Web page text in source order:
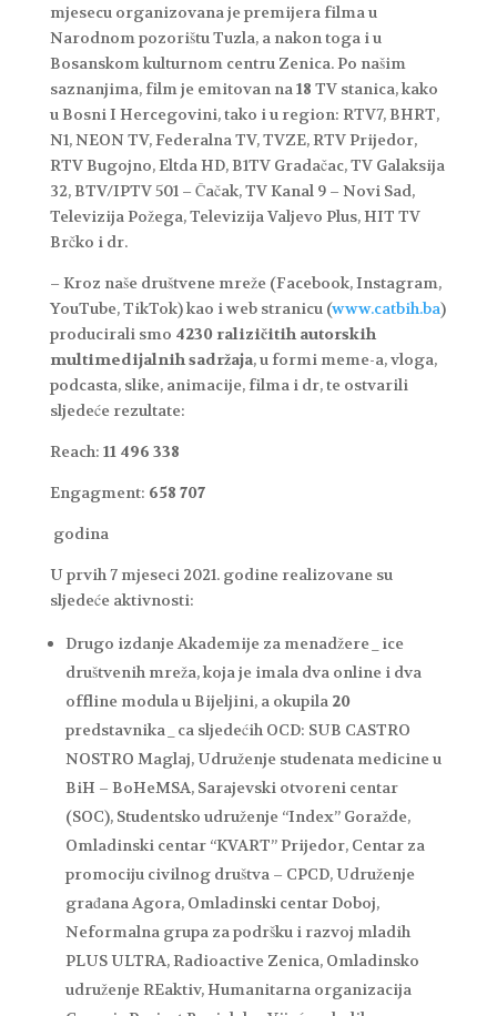
mjesecu organizovana je premijera filma u
Narodnom pozorištu Tuzla, a nakon toga i u
Bosanskom kulturnom centru Zenica. Po našim
saznanjima, film je emitovan na18 TV stanica, kako
u Bosni I Hercegovini, tako i u region: RTV7, BHRT,
N1, NEON TV, Federalna TV, TVZE, RTV Prijedor,
RTV Bugojno, Eltda HD, B1TV Gradačac, TV Galaksija
32, BTV/IPTV 501 – Čačak, TV Kanal 9 – Novi Sad,
Televizija Požega, Televizija Valjevo Plus, HIT TV
Brčko i dr.
– Kroz naše društvene mreže (Facebook, Instagram,
YouTube, TikTok) kao i web stranicu (www.catbih.ba)
producirali smo 4230 ralizičitih autorskih
multimedijalnih sadržaja, u formi meme-a, vloga,
podcasta, slike, animacije, filma i dr, te ostvarili
sljedeće rezultate:
Reach: 11 496 338
Engagment: 658 707
godina
U prvih 7 mjeseci 2021. godine realizovane su
sljedeće aktivnosti:
Drugo izdanje Akademije za menadžere_ice
društvenih mreža, koja je imala dva online i dva
offline modula u Bijeljini, a okupila 20
predstavnika_ca sljedećih OCD: SUB CASTRO
NOSTRO Maglaj, Udruženje studenata medicine u
BiH – BoHeMSA, Sarajevski otvoreni centar
(SOC), Studentsko udruženje “Index” Goražde,
Omladinski centar “KVART” Prijedor, Centar za
promociju civilnog društva – CPCD, Udruženje
građana Agora, Omladinski centar Doboj,
Neformalna grupa za podršku i razvoj mladih
PLUS ULTRA, Radioactive Zenica, Omladinsko
udruženje REaktiv, Humanitarna organizacija